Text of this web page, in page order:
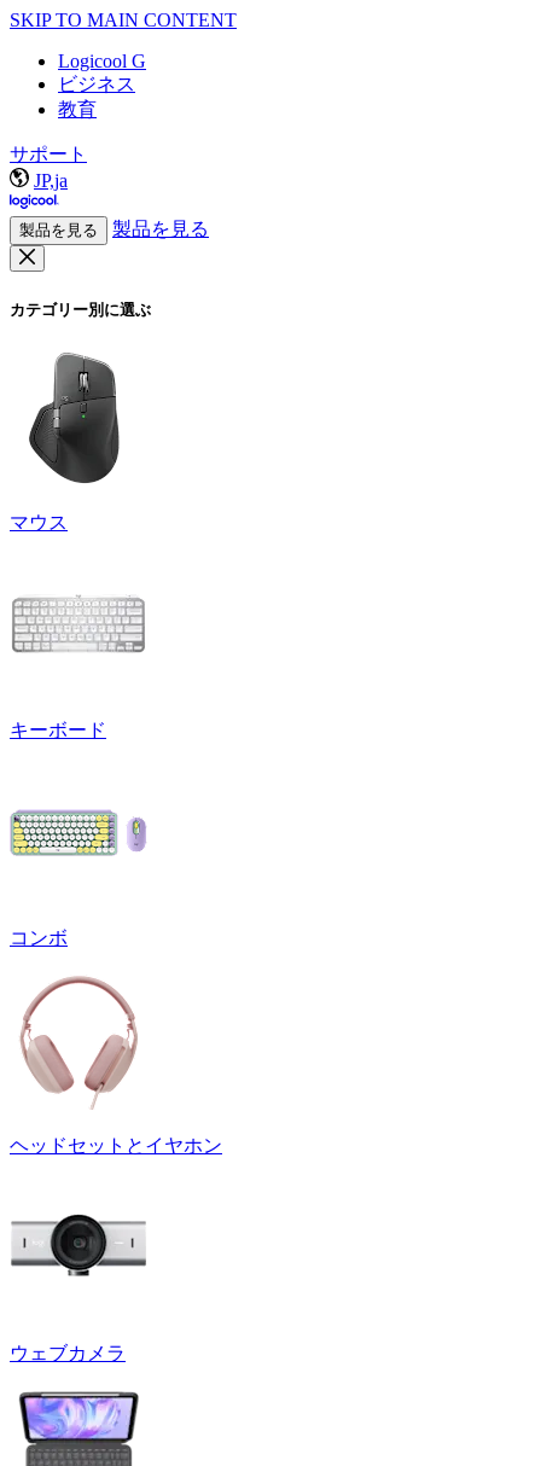
SKIP TO MAIN CONTENT
Logicool G
ビジネス
教育
サポート
JP,ja
製品を見る 製品を見る
カテゴリー別に選ぶ
マウス
キーボード
コンボ
ヘッドセットとイヤホン
ウェブカメラ